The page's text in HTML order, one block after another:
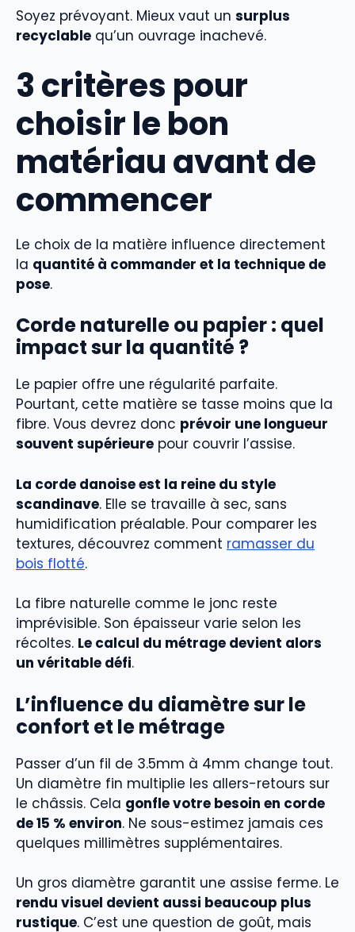
Soyez prévoyant. Mieux vaut un surplus
recyclable qu’un ouvrage inachevé.
3 critères pour
choisir le bon
matériau avant de
commencer
Le choix de la matière influence directement
la quantité à commander et la technique de
pose.
Corde naturelle ou papier : quel
impact sur la quantité ?
Le papier offre une régularité parfaite.
Pourtant, cette matière se tasse moins que la
fibre. Vous devrez donc prévoir une longueur
souvent supérieure pour couvrir l’assise.
La corde danoise est la reine du style
scandinave. Elle se travaille à sec, sans
humidification préalable. Pour comparer les
textures, découvrez comment ramasser du
bois flotté.
La fibre naturelle comme le jonc reste
imprévisible. Son épaisseur varie selon les
récoltes. Le calcul du métrage devient alors
un véritable défi.
L’influence du diamètre sur le
confort et le métrage
Passer d’un fil de 3.5mm à 4mm change tout.
Un diamètre fin multiplie les allers-retours sur
le châssis. Cela gonfle votre besoin en corde
de 15 % environ. Ne sous-estimez jamais ces
quelques millimètres supplémentaires.
Un gros diamètre garantit une assise ferme. Le
rendu visuel devient aussi beaucoup plus
rustique. C’est une question de goût, mais